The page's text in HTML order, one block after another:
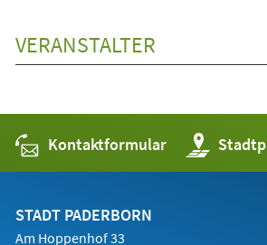
VERANSTALTER
Kontaktformular (Öffnet
in
einem
STADT PADERBORN
Am Hoppenhof 33